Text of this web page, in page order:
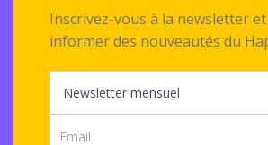
Inscrivez-vous à la newsletter
informer des nouveautés du